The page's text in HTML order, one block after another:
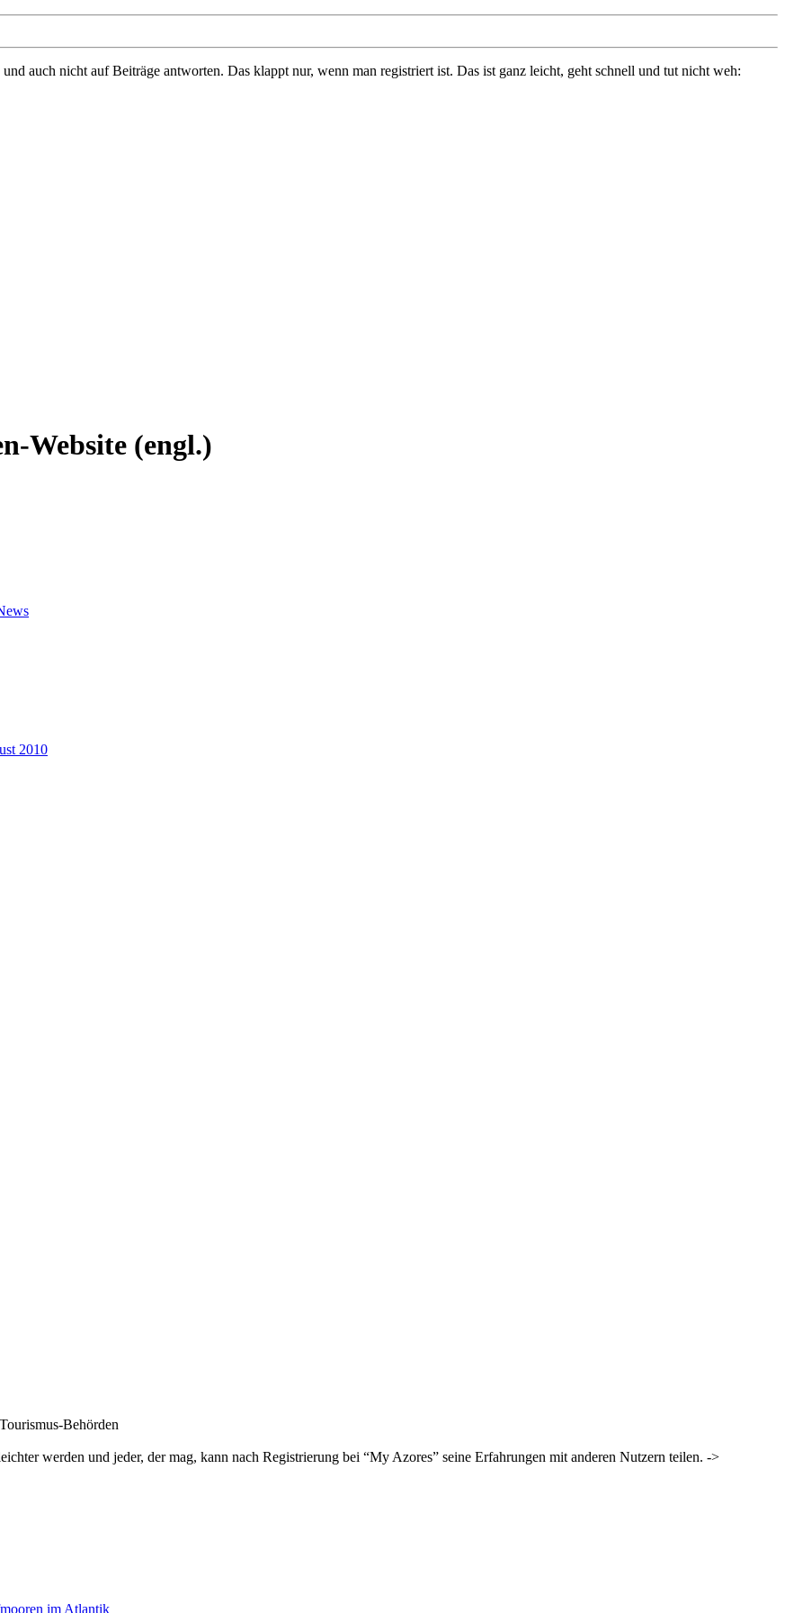
auch nicht auf Beiträge antworten. Das klappt nur, wenn man registriert ist. Das ist ganz leicht, geht schnell und tut nicht weh:
Website (engl.)
2010
Behörden
werden und jeder, der mag, kann nach Registrierung bei “My Azores” seine Erfahrungen mit anderen Nutzern teilen. ->
im Atlantik